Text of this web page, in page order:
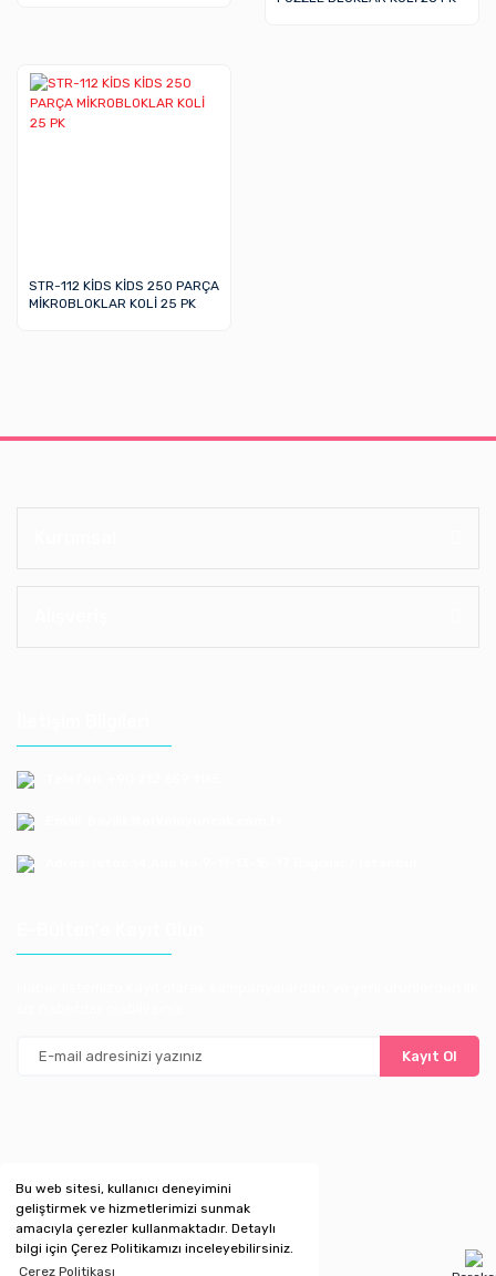
Bu web sitesi, kullanıcı deneyimini
geliştirmek ve hizmetlerimizi sunmak
amacıyla çerezler kullanmaktadır. Detaylı
bilgi için Çerez Politikamızı inceleyebilirsiniz.
Çerez Politikası
STR-112 KİDS KİDS 250 PARÇA
MİKROBLOKLAR KOLİ 25 PK
Kayıt Ol